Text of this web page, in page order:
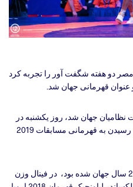
مصر دو هفته شگفت آور را تجربه کرد
عنوان قهرمانی جهان شد.
نظامیان جهان شد، روز یکشنبه در
بوداپست به مسیر مقتدرانه اش برای رسیدن به قهرمانی مسابقات 2019
السید که سال قبل هم قهرمانی زیر 23 سال جهان شده بود، در فینال وزن